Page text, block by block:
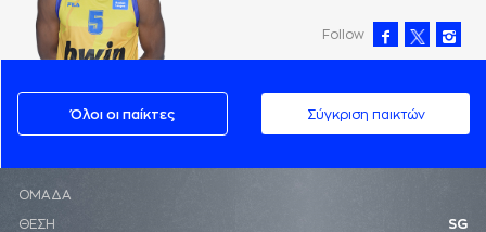
Follow
Όλοι οι παίκτες Σύγκριση παικτών
ΟΜΑΔΑ
ΘΕΣΗ SG